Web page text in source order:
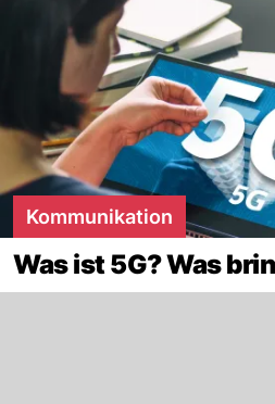
Kommunikation
Was ist 5G? Was